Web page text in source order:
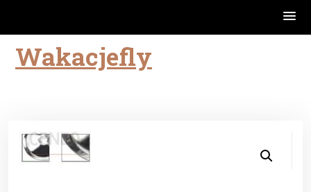
SkipWakacjefly